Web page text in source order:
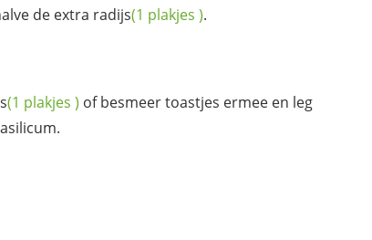
de extra radijs(1 plakjes ).
(1 plakjes ) of besmeer toastjes ermee en leg